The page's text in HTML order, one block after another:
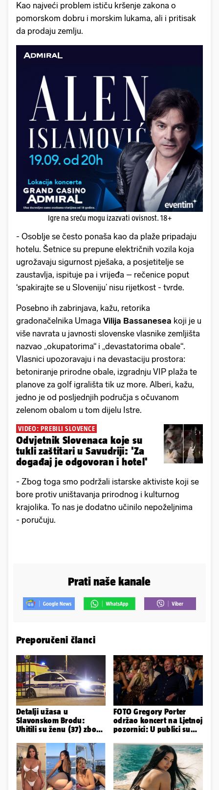
Kao najveći problem ističu kršenje zakona o
pomorskom dobru i morskim lukama, ali i pritisak
da prodaju zemlju.
Igre na sreću mogu izazvati ovisnost. 18+
- Osoblje se često ponaša kao da plaže pripadaju
hotelu. Šetnice su prepune električnih vozila koja
ugrožavaju sigurnost pješaka, a posjetitelje se
zaustavlja, ispituje pa i vrijeđa – rečenice poput
‘spakirajte se u Sloveniju’ nisu rijetkost - tvrde.
Posebno ih zabrinjava, kažu, retorika
gradonačelnika Umaga Vilija Bassanesea koji je u
više navrata u javnosti slovenske vlasnike zemljišta
nazvao „okupatorima“ i „devastatorima obale“.
Vlasnici upozoravaju i na devastaciju prostora:
betoniranje prirodne obale, izgradnju VIP plaža te
planove za golf igrališta tik uz more. Alberi, kažu,
jedno je od posljednjih područja s očuvanom
zelenom obalom u tom dijelu Istre.
VIDEO: PREBILI SLOVENCE
Odvjetnik Slovenaca koje su
tukli zaštitari u Savudriji: 'Za
događaj je odgovoran i hotel'
- Zbog toga smo podržali istarske aktiviste koji se
bore protiv uništavanja prirodnog i kulturnog
krajolika. To nas je dodatno učinilo nepoželjnima
- poručuju.
Prati naše kanale
Preporučeni članci
Detalji užasa u
Slavonskom Brodu:
Uhitili su ženu (37) zbog
muškarca
FOTO Gregory Porter
održao koncert na Ljetnoj
pozornici: U publici su